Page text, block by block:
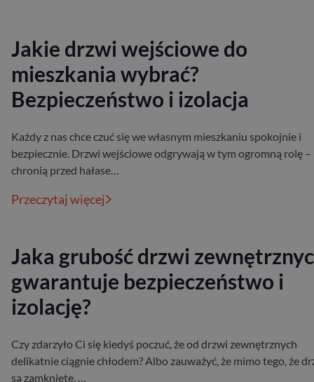
Jakie drzwi wejściowe do
mieszkania wybrać?
Bezpieczeństwo i izolacja
Każdy z nas chce czuć się we własnym mieszkaniu spokojnie i
bezpiecznie. Drzwi wejściowe odgrywają w tym ogromną rolę –
chronią przed hałase…
Przeczytaj więcej
Jaka grubość drzwi
gwarantuje bezpieczeństwo i
izolację?
Czy zdarzyło Ci się kiedyś poczuć, że od drzwi zewnętrznych
delikatnie ciągnie chłodem? Albo zauważyć, że mimo tego, że
są zamknięte, …